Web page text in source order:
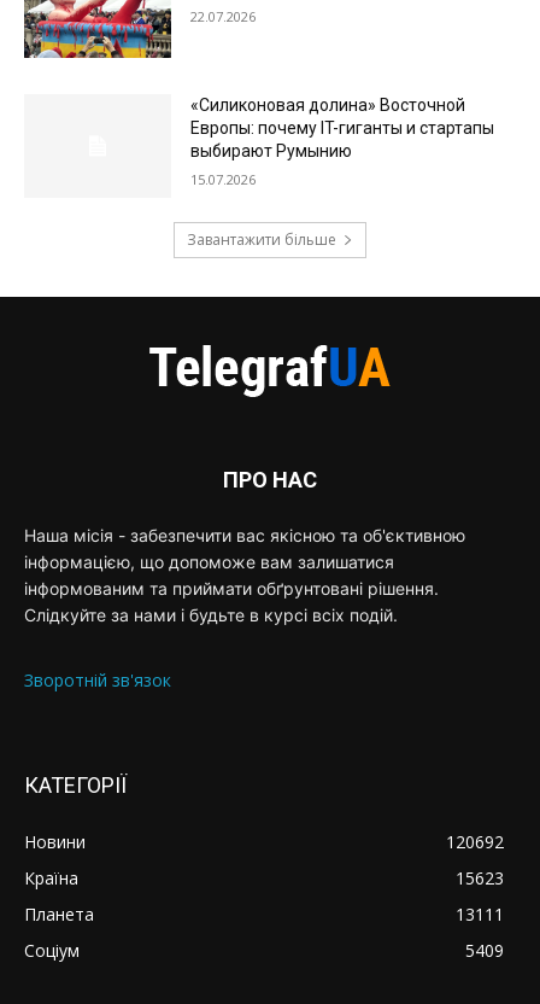
22.07.2026
«Силиконовая долина» Восточной
Европы: почему IT-гиганты и стартапы
выбирают Румынию
15.07.2026
Завантажити більше
ПРО НАС
Наша місія - забезпечити вас якісною та об'єктивною
інформацією, що допоможе вам залишатися
інформованим та приймати обґрунтовані рішення.
Слідкуйте за нами і будьте в курсі всіх подій.
Зворотній зв'язок
КАТЕГОРІЇ
Новини
120692
Країна
15623
Планета
13111
Соціум
5409